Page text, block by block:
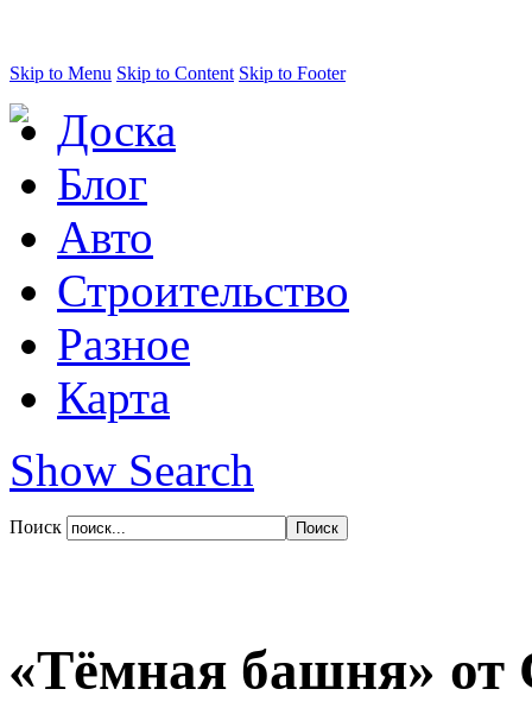
Skip to Menu Skip to Content Skip to Footer
Доска
Блог
Авто
Строительство
Разное
Карта
Show Search
Поиск
«Тёмная башня» от